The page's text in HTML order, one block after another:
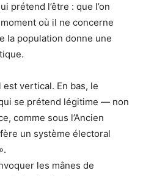
prétend l’être : que l’on
où il ne concerne
la population donne une
est vertical. En bas, le
se prétend légitime — non
comme sous l’Ancien
un système électoral
les mânes de